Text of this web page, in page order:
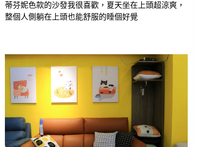
蒂芬妮色款的沙發我很喜歡，夏天坐在上頭超涼爽，
整個人側躺在上頭也能舒服的睡個好覺